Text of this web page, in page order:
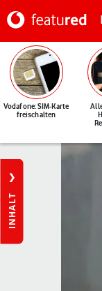
Vodafone: SIM-Karte
freischalten
INHALT